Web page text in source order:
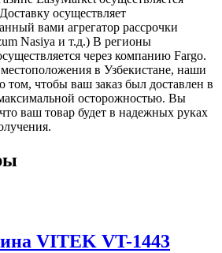
осуществляет
вами агрегатор рассрочки
Nasiya и т.д.) В регионы
через компанию Fargo.
в Узбекистане, наши
том, чтобы ваш заказ был доставлен в
осторожностью. Вы
ваш товар будет в надежных руках
VITEK VT-1443